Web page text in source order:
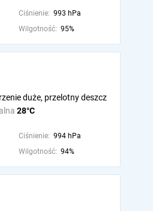
Ciśnienie: 993 hPa
Wilgotność: 95%
28°C
duże, przelotny deszcz
Ciśnienie: 994 hPa
Wilgotność: 94%